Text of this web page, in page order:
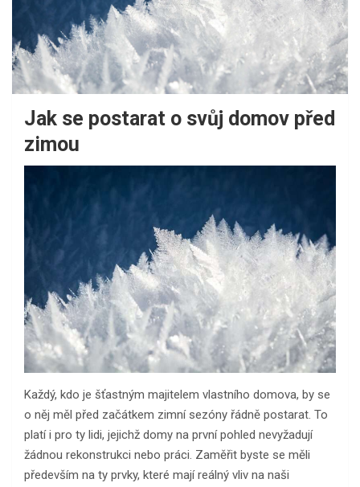
Jak se postarat o svůj domov před
zimou
Každý, kdo je šťastným majitelem vlastního domova, by se
o něj měl před začátkem zimní sezóny řádně postarat. To
platí i pro ty lidi, jejichž domy na první pohled nevyžadují
žádnou rekonstrukci nebo práci. Zaměřit byste se měli
především na ty prvky, které mají reálný vliv na naši